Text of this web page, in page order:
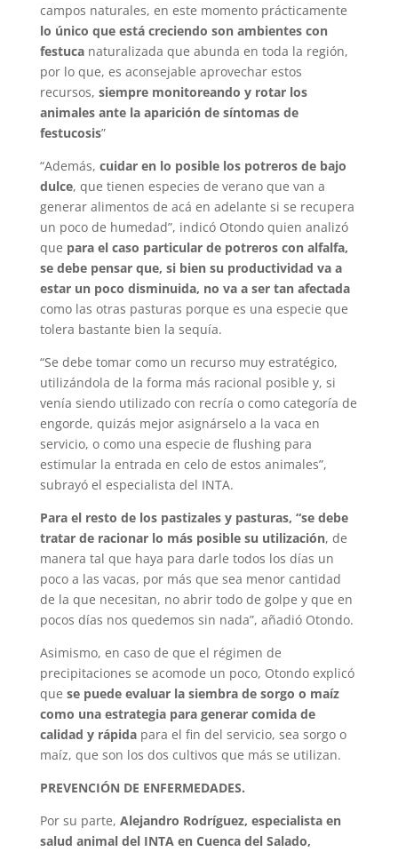
campos naturales, en este momento prácticamente
lo único que está creciendo son ambientes con
festucanaturalizada que abunda en toda la región,
por lo que, es aconsejable aprovechar estos
recursos, siempre monitoreando y rotar los
animales ante la aparición de síntomas de
festucosis”
“Además, cuidar en lo posible los potreros de bajo
dulce, que tienen especies de verano que van a
generar alimentos de acá en adelante si se recupera
un poco de humedad”, indicó Otondo quien analizó
que para el caso particular de potreros con alfalfa,
se debe pensar que, si bien su productividad va a
estar un poco disminuida, no va a ser tan afectada
como las otras pasturas porque es una especie que
tolera bastante bien la sequía.
“Se debe tomar como un recurso muy estratégico,
utilizándola de la forma más racional posible y, si
venía siendo utilizado con recría o como categoría de
engorde, quizás mejor asignárselo a la vaca en
servicio, o como una especie de flushing para
estimular la entrada en celo de estos animales”,
subrayó el especialista del INTA.
Para el resto de los pastizales y pasturas, “se debe
tratar de racionar lo más posible su utilización, de
manera tal que haya para darle todos los días un
poco a las vacas, por más que sea menor cantidad
de la que necesitan, no abrir todo de golpe y que en
pocos días nos quedemos sin nada”, añadió Otondo.
Asimismo, en caso de que el régimen de
precipitaciones se acomode un poco, Otondo explicó
que se puede evaluar la siembra de sorgo o maíz
como una estrategia para generar comida de
calidad y rápidapara el fin del servicio, sea sorgo o
maíz, que son los dos cultivos que más se utilizan.
PREVENCIÓN DE ENFERMEDADES.
Por su parte, Alejandro Rodríguez, especialista en
salud animal del INTA en Cuenca del Salado,